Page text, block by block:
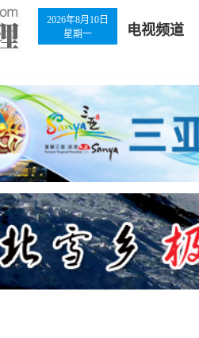
2026年8月10日
星期一
电视频道